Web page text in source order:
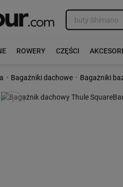
ROWERY CZĘŚCI
› Bagażniki dachowe › Bagażniki
Poprzedni